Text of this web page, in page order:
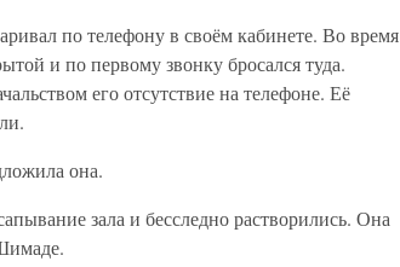
по телефону в своём кабинете. Во время
и по первому звонку бросался туда.
его отсутствие на телефоне. Её
она.
зала и бесследно растворились. Она